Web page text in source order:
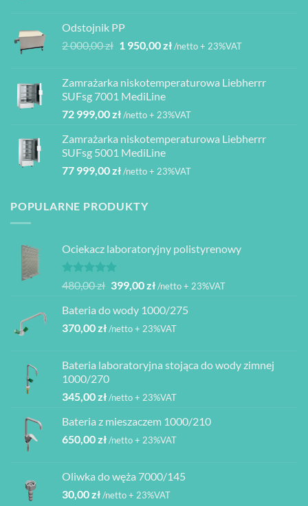
840,00 zł
080,00 zł
Odstojnik PP
2 000,00zł Pierwotna
2
000,00 zł.
1 950,00złAktualna
1
/netto + 23%VAT
Zamrażarka niskotemperaturowa Liebherrr
SUFsg 7001 MediLine
72 999,00zł/netto + 23%VAT
Zamrażarka niskotemperaturowa Liebherrr
SUFsg 5001 MediLine
77 999,00zł/netto + 23%VAT
POPULARNE PRODUKTY
Ociekacz laboratoryjny polistyrenowy
Oceniono
na 5
480,00zł Pierwotna
wynosiła:
480,00 zł.
399,00złAktualna
wynosi:
399,00 zł.
/netto + 23%VAT
Bateria do wody 1000/275
370,00zł/netto + 23%VAT
Bateria laboratoryjna stojąca do wody zimnej
1000/270
345,00zł/netto + 23%VAT
Bateria z mieszaczem 1000/210
650,00zł/netto + 23%VAT
Oliwka do węża 7000/145
30,00zł/netto + 23%VAT